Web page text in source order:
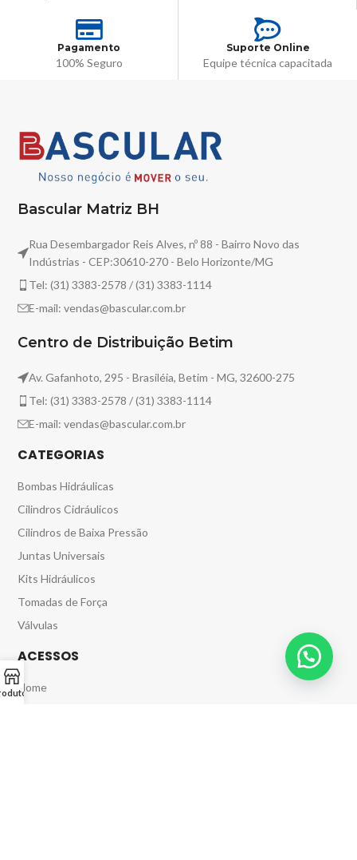
Pagamento
100% Seguro
Suporte Online
Equipe técnica capacitada
Bascular Matriz BH
Rua Desembargador Reis Alves, nº 88 - Bairro Novo das
Indústrias - CEP:30610-270 - Belo Horizonte/MG
Tel: (31) 3383-2578 / (31) 3383-1114
E-mail: vendas@bascular.com.br
Centro de Distribuição Betim
Av. Gafanhoto, 295 - Brasiléia, Betim - MG, 32600-275
Tel: (31) 3383-2578 / (31) 3383-1114
E-mail: vendas@bascular.com.br
CATEGORIAS
Bombas Hidráulicas
Cilindros Cidráulicos
Cilindros de Baixa Pressão
Juntas Universais
Kits Hidráulicos
Tomadas de Força
Válvulas
ACESSOS
Home